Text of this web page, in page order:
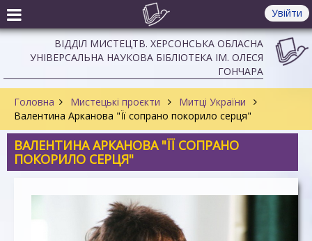
Увійти
ВІДДІЛ МИСТЕЦТВ. ХЕРСОНСЬКА ОБЛАСНА
УНІВЕРСАЛЬНА НАУКОВА БІБЛІОТЕКА ІМ. ОЛЕСЯ
ГОНЧАРА
Головна Мистецькі проєкти
Митці України
Валентина Арканова "Її сопрано покорило серця"
ВАЛЕНТИНА АРКАНОВА "ЇЇ СОПРАНО
ПОКОРИЛО СЕРЦЯ"